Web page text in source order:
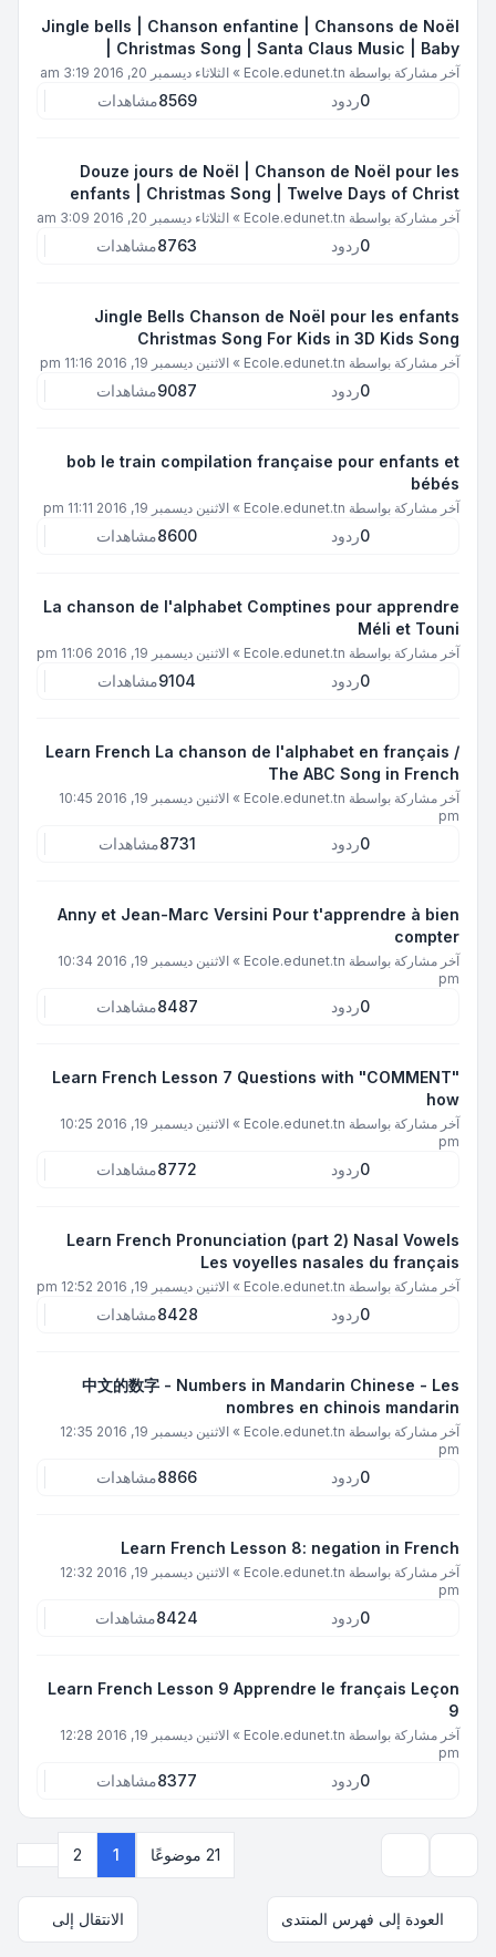
Jingle bells | Chanson enfantine | Chansons de Noël
| Christmas Song | Santa Claus Music | Baby
آخر مشاركة بواسطة Ecole.edunet.tn
» الثلاثاء ديسمبر 20, 2016 3:19 am
0ردود 8569مشاهدات
Douze jours de Noël | Chanson de Noël pour les
enfants | Christmas Song | Twelve Days of Christ
آخر مشاركة بواسطة Ecole.edunet.tn
» الثلاثاء ديسمبر 20, 2016 3:09 am
0ردود 8763مشاهدات
Jingle Bells Chanson de Noël pour les enfants
Christmas Song For Kids in 3D Kids Song
آخر مشاركة بواسطة Ecole.edunet.tn
» الاثنين ديسمبر 19, 2016 11:16 pm
0ردود 9087مشاهدات
bob le train compilation française pour enfants et
bébés
آخر مشاركة بواسطة Ecole.edunet.tn
» الاثنين ديسمبر 19, 2016 11:11 pm
0ردود 8600مشاهدات
La chanson de l'alphabet Comptines pour apprendre
Méli et Touni
آخر مشاركة بواسطة Ecole.edunet.tn
» الاثنين ديسمبر 19, 2016 11:06 pm
0ردود 9104مشاهدات
Learn French La chanson de l'alphabet en français /
The ABC Song in French
آخر مشاركة بواسطة Ecole.edunet.tn
»
الاثنين ديسمبر 19, 2016 10:45
pm
0ردود 8731مشاهدات
Anny et Jean-Marc Versini Pour t'apprendre à bien
compter
آخر مشاركة بواسطة Ecole.edunet.tn
»
الاثنين ديسمبر 19, 2016 10:34
pm
0ردود 8487مشاهدات
Learn French Lesson 7 Questions with "COMMENT"
how
آخر مشاركة بواسطة Ecole.edunet.tn
»
الاثنين ديسمبر 19, 2016 10:25
pm
0ردود 8772مشاهدات
Learn French Pronunciation (part 2) Nasal Vowels
Les voyelles nasales du français
آخر مشاركة بواسطة Ecole.edunet.tn
» الاثنين ديسمبر 19, 2016 12:52 pm
0ردود 8428مشاهدات
中文的数字 - Numbers in Mandarin Chinese - Les
nombres en chinois mandarin
آخر مشاركة بواسطة Ecole.edunet.tn
»
الاثنين ديسمبر 19, 2016 12:35
pm
0ردود 8866مشاهدات
Learn French Lesson 8: negation in French
آخر مشاركة بواسطة Ecole.edunet.tn
»
الاثنين ديسمبر 19, 2016 12:32
pm
0ردود 8424مشاهدات
Learn French Lesson 9 Apprendre le français Leçon
9
آخر مشاركة بواسطة Ecole.edunet.tn
»
الاثنين ديسمبر 19, 2016 12:28
pm
0ردود 8377مشاهدات
21 موضوعًا 1
2
العودة إلى فهرس المنتدى الانتقال إلى